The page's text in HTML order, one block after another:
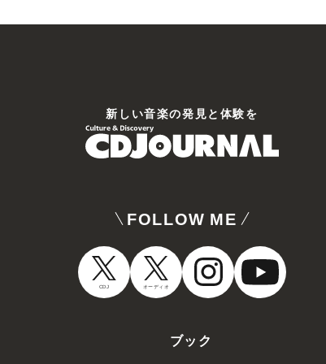
新しい⾳楽の発⾒と体験を
FOLLOW ME
CDJ オーディオ
ブック